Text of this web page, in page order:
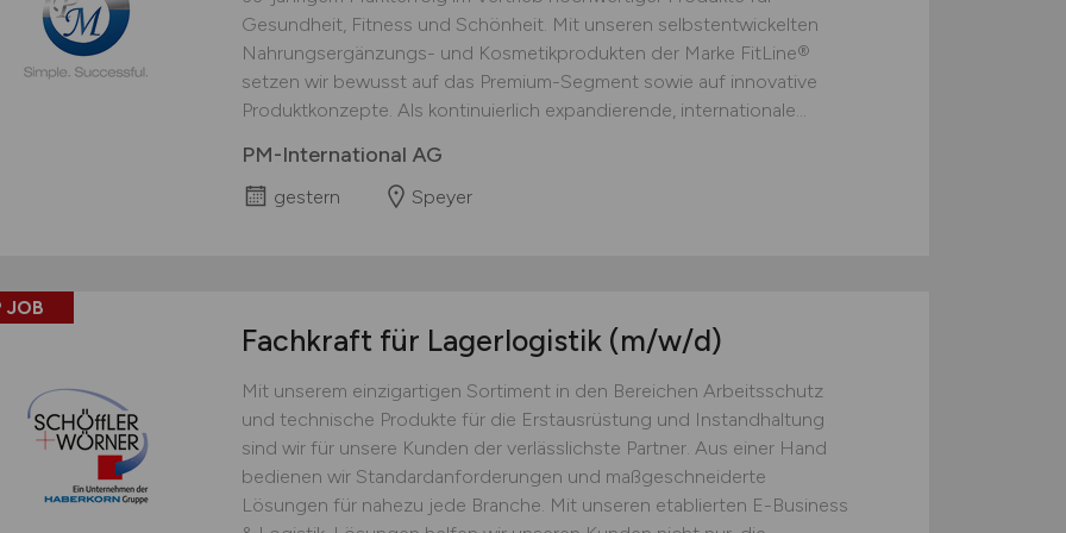
Gesundheit, Fitness und Schönheit. Mit unseren selbstentwickelten
Nahrungsergänzungs- und Kosmetikprodukten der Marke FitLine®
setzen wir bewusst auf das Premium-Segment sowie auf innovative
Produktkonzepte. Als kontinuierlich expandierende, internationale...
PM-International AG
gestern Speyer
JOB
Fachkraft für Lagerlogistik (m/w/d)
Mit unserem einzigartigen Sortiment in den Bereichen Arbeitsschutz
und technische Produkte für die Erstausrüstung und Instandhaltung
sind wir für unsere Kunden der verlässlichste Partner. Aus einer Hand
bedienen wir Standardanforderungen und maßgeschneiderte
Lösungen für nahezu jede Branche. Mit unseren etablierten E-Business